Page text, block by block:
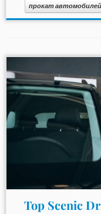
прокат автомобилей
Top Scenic